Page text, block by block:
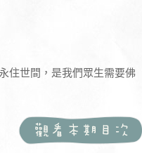
住世間，是我們眾生需要佛